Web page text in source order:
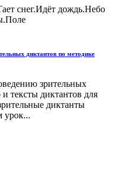
снег.Идёт дождь.Небо
диктантов по методике
зрительных
тексты диктантов для
диктанты
урок...